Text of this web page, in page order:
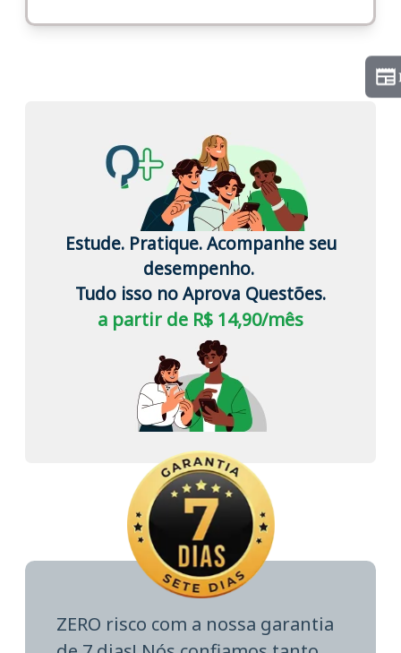
Estude. Pratique. Acompanhe seu
desempenho.
Tudo isso no Aprova Questões.
a partir de R$ 14,90/mês
ZERO risco com a nossa garantia